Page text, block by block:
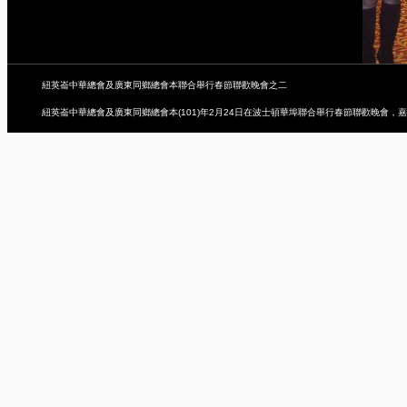
紐英崙中華總會及廣東同鄉總會本聯合舉行春節聯歡晚會之二
紐英崙中華總會及廣東同鄉總會本(101)年2月24日在波士頓華埠聯合舉行春節聯歡晚會，